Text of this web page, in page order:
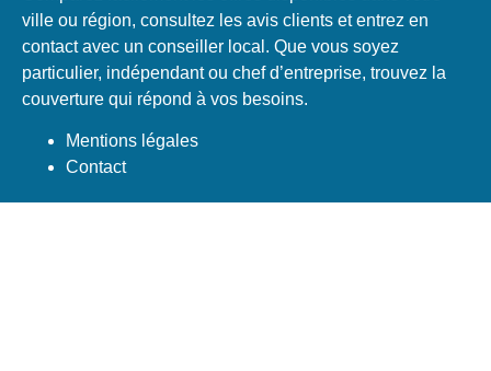
ville ou région, consultez les avis clients et entrez en
contact avec un conseiller local. Que vous soyez
particulier, indépendant ou chef d’entreprise, trouvez la
couverture qui répond à vos besoins.
Mentions légales
Contact